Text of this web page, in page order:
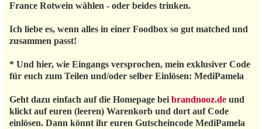
France Rotwein wählen - oder beides trinken.
Ich liebe es, wenn alles in einer Foodbox so gut matched und
zusammen passt!
* Und hier, wie Eingangs versprochen, mein exklusiver Code
für euch zum Teilen und/oder selber Einlösen: MediPamela
Geht dazu einfach auf die Homepage bei brandnooz.de und
klickt auf euren (leeren) Warenkorb und dort auf Code
einlösen. Dann könnt ihr euren Gutscheincode MediPamela